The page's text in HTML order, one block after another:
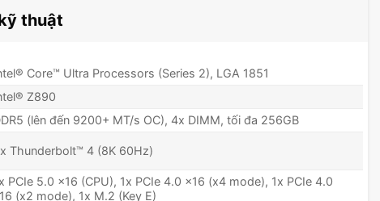
thuật
Core™ Ultra Processors (Series 2), LGA 1851
Z890
(lên đến 9200+ MT/s OC), 4x DIMM, tối đa 256GB
Thunderbolt™ 4 (8K 60Hz)
PCIe 5.0 x16 (CPU), 1x PCIe 4.0 x16 (x4 mode), 1x PCIe 4.0
(x2 mode), 1x M.2 (Key E)